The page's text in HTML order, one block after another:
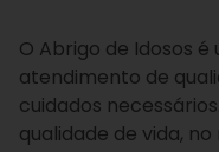
O Abrigo de Idosos
atendimento de
cuidados
qualidade de vida,